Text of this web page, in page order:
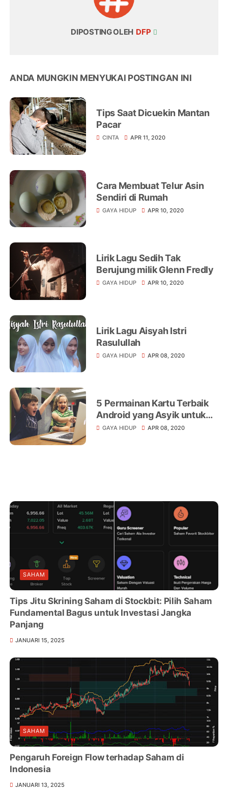
DIPOSTING OLEH DFP
ANDA MUNGKIN MENYUKAI POSTINGAN INI
Tips Saat Dicuekin Mantan
Pacar
CINTA APR 11, 2020
Cara Membuat Telur Asin
Sendiri di Rumah
GAYA HIDUP APR 10, 2020
Lirik Lagu Sedih Tak
Berujung milik Glenn Fredly
GAYA HIDUP APR 10, 2020
Lirik Lagu Aisyah Istri
Rasulullah
GAYA HIDUP APR 08, 2020
5 Permainan Kartu Terbaik
Android yang Asyik untuk
Dimainkan
GAYA HIDUP APR 08, 2020
SAHAM
Tips Jitu Skrining Saham di Stockbit: Pilih Saham
Fundamental Bagus untuk Investasi Jangka
Panjang
JANUARI 15, 2025
SAHAM
Pengaruh Foreign Flow terhadap Saham di
Indonesia
JANUARI 13, 2025